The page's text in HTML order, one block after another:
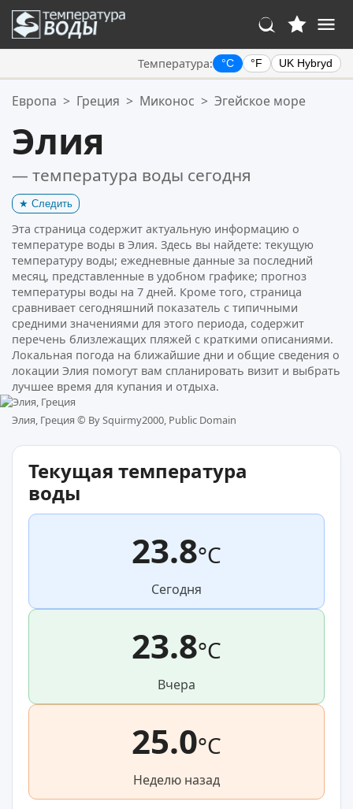
Температура: °C °F UK Hybryd
Ваше избранное:
Европа > Греция > Миконос > Эгейское море
Элия
— температура воды сегодня
★ Следить
Эта страница содержит актуальную информацию о
температуре воды в Элия. Здесь вы найдете: текущую
температуру воды; ежедневные данные за последний
месяц, представленные в удобном графике; прогноз
температуры воды на 7 дней. Кроме того, страница
сравнивает сегодняшний показатель с типичными
средними значениями для этого периода, содержит
перечень близлежащих пляжей с краткими описаниями.
Локальная погода на ближайшие дни и общие сведения о
локации Элия помогут вам спланировать визит и выбрать
лучшее время для купания и отдыха.
Элия, Греция © By Squirmy2000, Public Domain
Текущая температура
воды
23.8°C
Сегодня
23.8°C
Вчера
25.0°C
Неделю назад